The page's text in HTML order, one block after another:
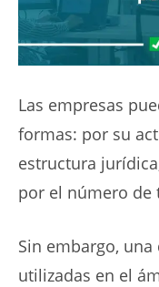
Las empresas
formas: por su
estructura
por el número de
Sin embargo,
utilizadas en el